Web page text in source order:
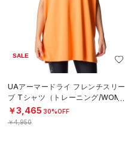
SALE
UAアーマードライ フレンチスリー
ブ Tシャツ（トレーニング/WOME
N）
￥3,465 30%OFF
￥4,950